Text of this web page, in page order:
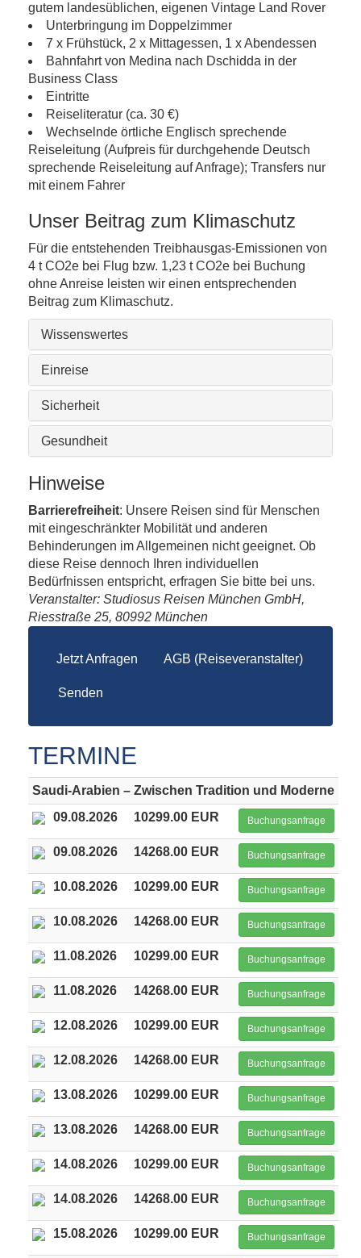
gutem landesüblichen, eigenen Vintage Land Rover
Unterbringung im Doppelzimmer
7 x Frühstück, 2 x Mittagessen, 1 x Abendessen
Bahnfahrt von Medina nach Dschidda in der
Business Class
Eintritte
Reiseliteratur (ca. 30 €)
Wechselnde örtliche Englisch sprechende
Reiseleitung (Aufpreis für durchgehende Deutsch
sprechende Reiseleitung auf Anfrage); Transfers nur
mit einem Fahrer
Unser Beitrag zum Klimaschutz
Für die entstehenden Treibhausgas-Emissionen von
4 t CO2e bei Flug bzw. 1,23 t CO2e bei Buchung
ohne Anreise leisten wir einen entsprechenden
Beitrag zum Klimaschutz.
Wissenswertes
Einreise
Sicherheit
Gesundheit
Hinweise
Barrierefreiheit: Unsere Reisen sind für Menschen
mit eingeschränkter Mobilität und anderen
Behinderungen im Allgemeinen nicht geeignet. Ob
diese Reise dennoch Ihren individuellen
Bedürfnissen entspricht, erfragen Sie bitte bei uns.
Veranstalter: Studiosus Reisen München GmbH,
Riesstraße 25, 80992 München
Jetzt Anfragen AGB (Reiseveranstalter)
Senden
TERMINE
Saudi-Arabien – Zwischen Tradition und Moderne
09.08.2026
10299.00 EUR Buchungsanfrage
09.08.2026 14268.00 EUR Buchungsanfrage
10.08.2026 10299.00 EUR Buchungsanfrage
10.08.2026 14268.00 EUR Buchungsanfrage
11.08.2026 10299.00 EUR Buchungsanfrage
11.08.2026 14268.00 EUR Buchungsanfrage
12.08.2026 10299.00 EUR Buchungsanfrage
12.08.2026 14268.00 EUR Buchungsanfrage
13.08.2026 10299.00 EUR Buchungsanfrage
13.08.2026 14268.00 EUR Buchungsanfrage
14.08.2026 10299.00 EUR Buchungsanfrage
14.08.2026 14268.00 EUR Buchungsanfrage
15.08.2026 10299.00 EUR Buchungsanfrage